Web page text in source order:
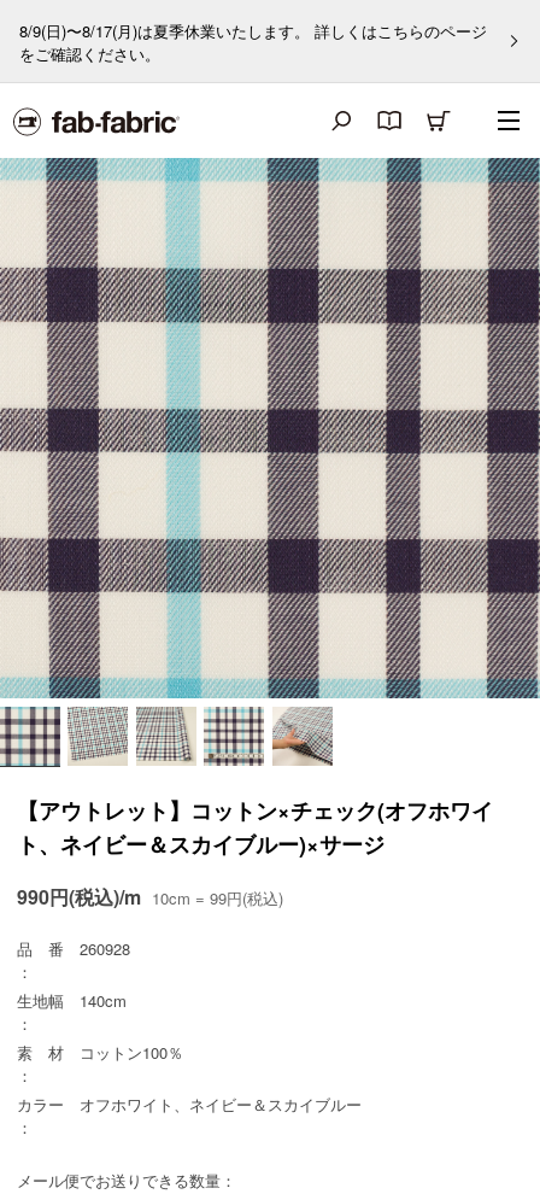
8/9(日)〜8/17(月)は夏季休業いたします。 詳しくはこちらのページ
をご確認ください。
【アウトレット】コットン×チェック(オフホワイ
ト、ネイビー＆スカイブルー)×サージ
990円(税込)/m 10cm = 99円(税込)
品 番
：
260928
生地幅
：
140cm
素 材
：
コットン100％
カラー
：
オフホワイト、ネイビー＆スカイブルー
メール便でお送りできる数量：